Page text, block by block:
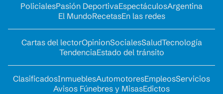
PolicialesPasión DeportivaEspectáculosArgentina
El MundoRecetasEn las redes
Cartas del lectorOpinionSocialesSaludTecnología
TendenciaEstado del tránsito
ClasificadosInmueblesAutomotoresEmpleosServicios
Avisos Fúnebres y MisasEdictos